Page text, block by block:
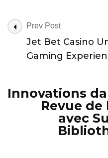
Post
Navigation
Prev Post
Jet Bet Casino
Gaming
Innovations
Revue
avec